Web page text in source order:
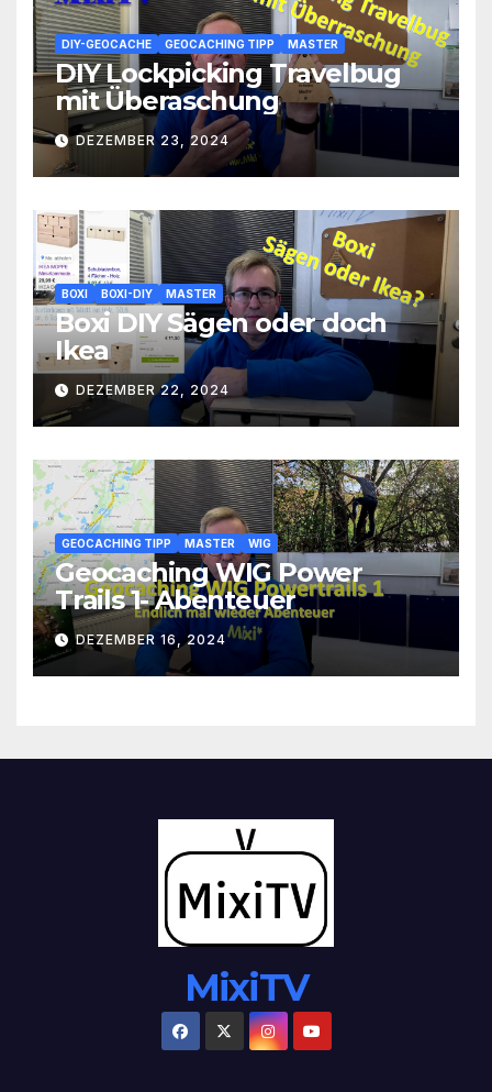
DIY-GEOCACHE GEOCACHING TIPP MASTER
DIY Lockpicking Travelbug
mit Überaschung
DEZEMBER 23, 2024
BOXI BOXI-DIY MASTER
Boxi DIY Sägen oder doch
Ikea
DEZEMBER 22, 2024
GEOCACHING TIPP MASTER WIG
Geocaching WIG Power
Trails 1- Abenteuer
DEZEMBER 16, 2024
MixiTV